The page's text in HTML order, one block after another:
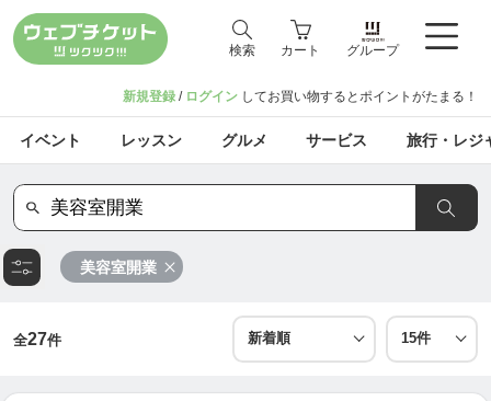
検索 カート グループ
新規登録 / ログイン してお買い物するとポイントがたまる！
イベント レッスン グルメ サービス 旅行・レジ
美容室開業
全27件